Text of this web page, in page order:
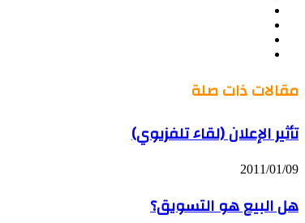
مقالات ذات صلة
تأثير الإعلان (لقاء تلفزيوي)
2011/01/09
هل البيع هو التسويق؟